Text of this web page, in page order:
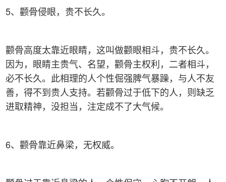
5、颧骨侵眼，贵不长久。
颧骨高度太靠近眼睛，这叫做颧眼相斗，贵不长久。
因为，眼睛主贵气、名望，颧骨主权利，二者相斗，
必不长久。此相理的人个性倔强脾气暴躁，与人不友
善，得不到贵人支持。若颧骨过于低下的人，则缺乏
进取精神，没担当，注定成不了大气候。
6、颧骨靠近鼻梁，无权威。